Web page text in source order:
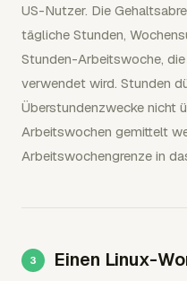
US-Nutzer. Die
tägliche Stunden,
Stunden-Arbeitswoche,
verwendet wird. Stunden
Überstundenzwecke nicht
Arbeitswochen gemittelt
Arbeitswochengrenze in
Einen Linux-